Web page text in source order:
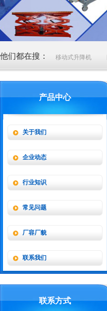
他们都在搜： 移动式升降机
产品中心
关于我们
企业动态
行业知识
常见问题
厂容厂貌
联系我们
联系方式